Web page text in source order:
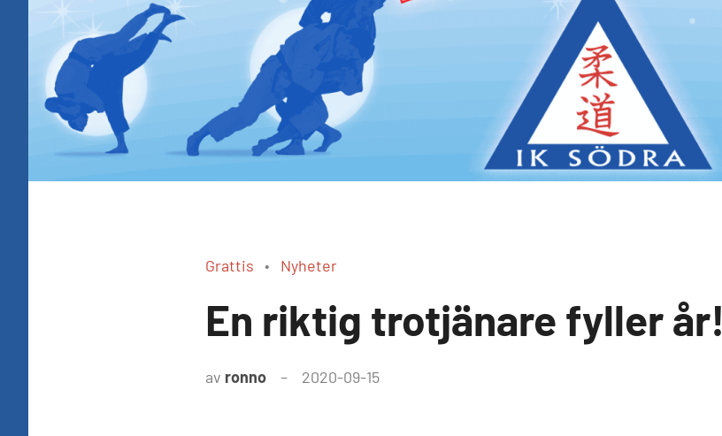
Grattis Nyheter
En riktig trotjänare fyller år!
av ronno 2020-09-15